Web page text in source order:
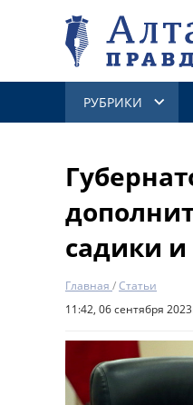
РУБРИКИ
садики
Главная /Статьи
11:42, 06 сентября